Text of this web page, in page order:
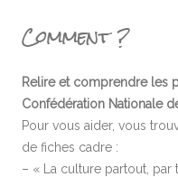
Comment ?
Relire et comprendre les
Confédération Nationale
Pour vous aider, vous
de fiches cadre :
– « La culture partout, par